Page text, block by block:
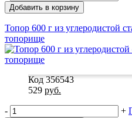
Добавить в корзину
Топор 600 г из углеродистой
топорище
Код 356543
529 руб.
- +